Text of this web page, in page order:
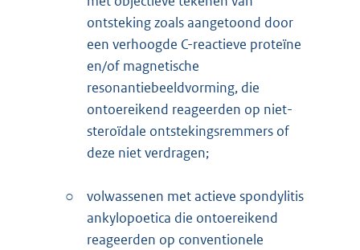
ontsteking zoals aangetoond door
een verhoogde C-reactieve proteïne
en/of magnetische
resonantiebeeldvorming, die
ontoereikend reageerden op niet-
steroïdale ontstekingsremmers of
deze niet verdragen;
○
volwassenen met actieve spondylitis
ankylopoetica die ontoereikend
reageerden op conventionele